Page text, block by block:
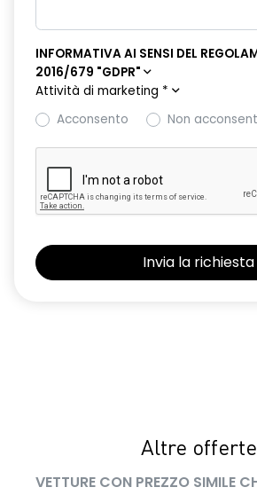
INFORMATIVA AI SENSI DEL
2016/679 "GDPR"
Attività di marketing *
Acconsento
Non
Altre offerte
VETTURE CON PREZZO SIMILE